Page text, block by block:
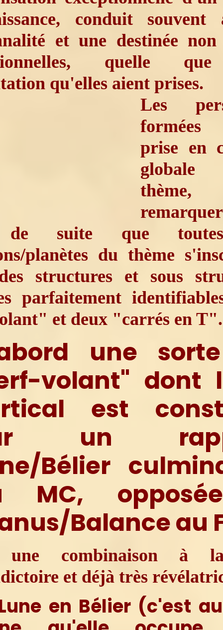
conduit souvent
et une destinée non
quelle
qu'elles aient prises.
Les
prise en
thème,
suite que
planètes du thème
structures et sous
parfaitement
et deux "carrés en T".
une
volant" dont
est
un
Bélier
MC,
Balance au
une combinaison à
et déjà très
en Bélier (c'est